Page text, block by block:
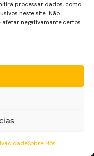
processar dados, como
neste site. Não
negativamante certos
Sobre Nós
Gordon-Levitt e
deste novo
Ariel Schulman formam
por filmes como
No que toca ao